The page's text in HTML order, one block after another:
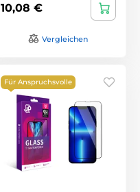
10,08 €
Vergleichen
Für Anspruchsvolle